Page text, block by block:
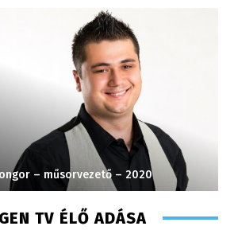
– 2020
TV ÉLŐ ADÁSA